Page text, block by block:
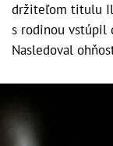
držiteľom titulu
s rodinou vstúpil
Nasledoval